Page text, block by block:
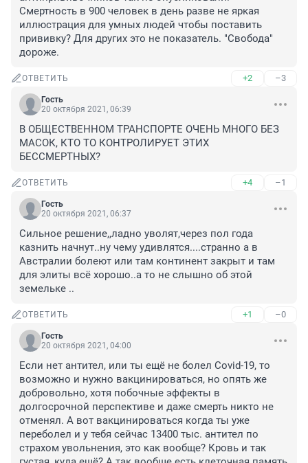
Смертность в 900 человек в день разве не яркая
иллюстрация для умных людей чтобы поставить
прививку? Для других это не показатель. "Свобода"
дороже.
ОТВЕТИТЬ +2 –3
Гость
20 октября 2021, 06:39
В ОБЩЕСТВЕННОМ ТРАНСПОРТЕ ОЧЕНЬ МНОГО БЕЗ
МАСОК, КТО ТО КОНТРОЛИРУЕТ ЭТИХ
БЕССМЕРТНЫХ?
ОТВЕТИТЬ +4 –1
Гость
20 октября 2021, 06:37
Сильное решение,,ладно уволят,через пол года
казнить начнут..ну чему удивлятся....странно а в
Австралии болеют или там континент закрыт и там
для элиты всё хорошо..а то не слышно об этой
земельке ..
ОТВЕТИТЬ +1 –0
Гость
20 октября 2021, 04:00
Если нет антител, или ты ещё не болел Covid-19, то
возможно и нужно вакцинироваться, но опять же
добровольно, хотя побочные эффекты в
долгосрочной перспективе и даже смерть никто не
отменял. А вот вакцинироваться когда ты уже
переболел и у тебя сейчас 13400 тыс. антител по
страхом увольнения, это как вообще? Кровь и так